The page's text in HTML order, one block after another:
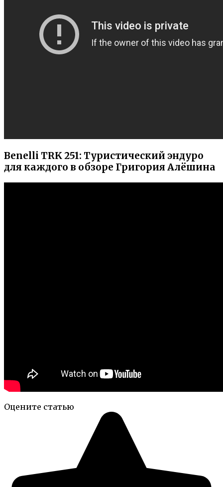
Benelli TRK 251: Туристический эндуро
для каждого в обзоре Григория Алёшина
Оцените статью